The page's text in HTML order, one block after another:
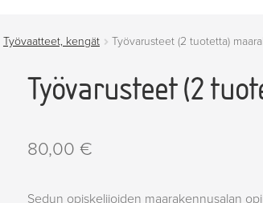
Työvaatteet, kengät Työvarusteet (2 tuotetta)
Työvarusteet (2
80,00 €
Sedun opiskelijoiden maarakennusalan